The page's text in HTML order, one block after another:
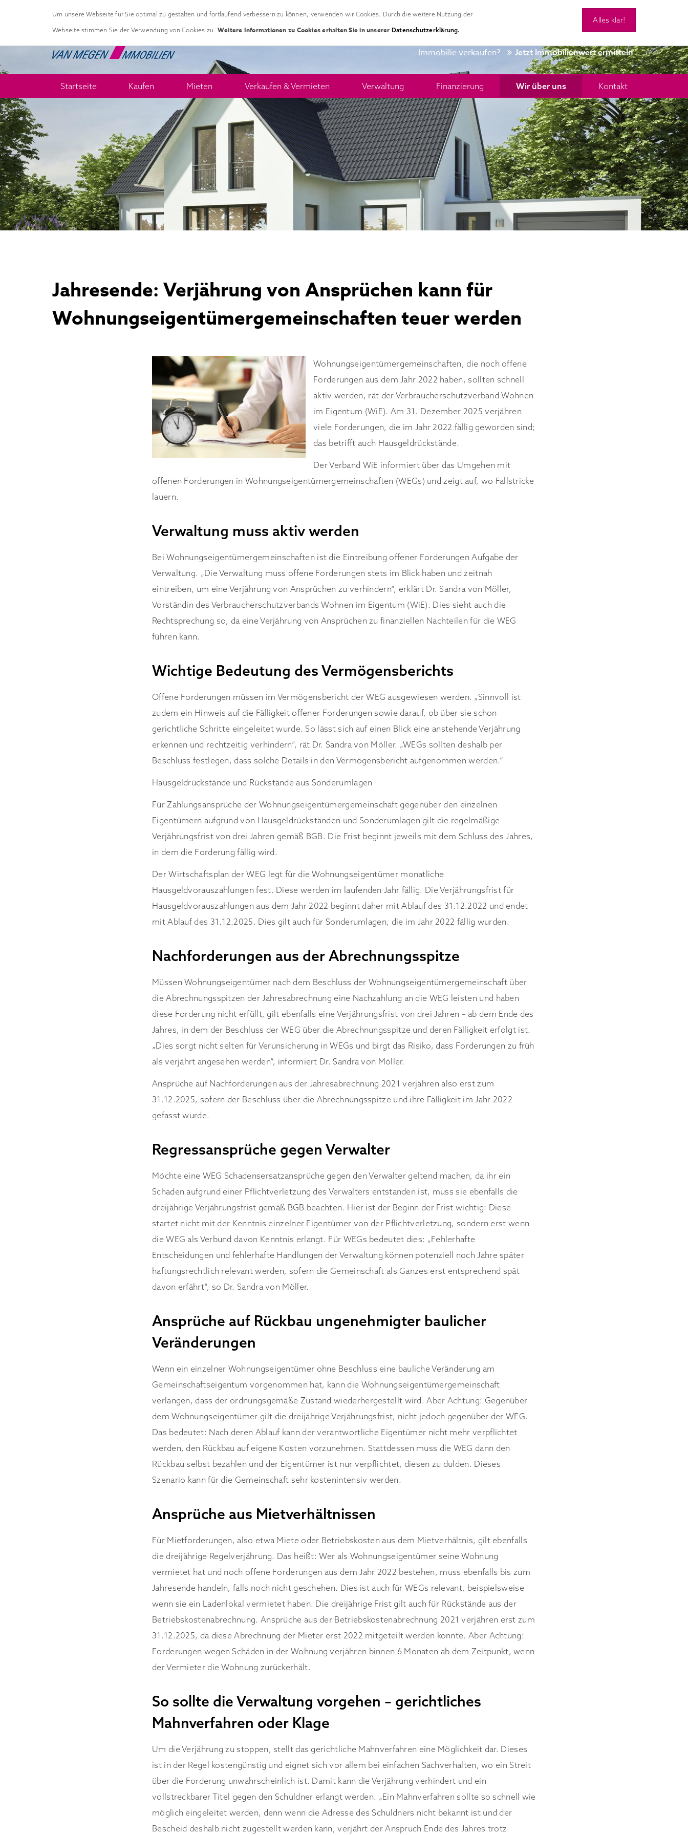
Kontakt
Immobilie verkaufen? Jetzt Immobilienwert ermitteln
Startseite Kaufen Mieten Verkaufen & Vermieten Verwaltung Finanzierung Wir über uns Kontakt
Jahresende: Verjährung von Ansprüchen kann für
Wohnungseigentümergemeinschaften teuer werden
Wohnungseigentümergemeinschaften, die noch offene
Forderungen aus dem Jahr 2022 haben, sollten schnell
aktiv werden, rät der Verbraucherschutzverband Wohnen
im Eigentum (WiE). Am 31. Dezember 2025 verjähren
viele Forderungen, die im Jahr 2022 fällig geworden sind;
das betrifft auch Hausgeldrückstände.
Der Verband WiE informiert über das Umgehen mit
offenen Forderungen in Wohnungseigentümergemeinschaften (WEGs) und zeigt auf, wo Fallstricke
lauern.
Verwaltung muss aktiv werden
Bei Wohnungseigentümergemeinschaften ist die Eintreibung offener Forderungen Aufgabe der
Verwaltung. „Die Verwaltung muss offene Forderungen stets im Blick haben und zeitnah
eintreiben, um eine Verjährung von Ansprüchen zu verhindern“, erklärt Dr. Sandra von Möller,
Vorständin des Verbraucherschutzverbands Wohnen im Eigentum (WiE). Dies sieht auch die
Rechtsprechung so, da eine Verjährung von Ansprüchen zu finanziellen Nachteilen für die WEG
führen kann.
Wichtige Bedeutung des Vermögensberichts
Offene Forderungen müssen im Vermögensbericht der WEG ausgewiesen werden. „Sinnvoll ist
zudem ein Hinweis auf die Fälligkeit offener Forderungen sowie darauf, ob über sie schon
gerichtliche Schritte eingeleitet wurde. So lässt sich auf einen Blick eine anstehende Verjährung
erkennen und rechtzeitig verhindern“, rät Dr. Sandra von Möller. „WEGs sollten deshalb per
Beschluss festlegen, dass solche Details in den Vermögensbericht aufgenommen werden.“
Hausgeldrückstände und Rückstände aus Sonderumlagen
Für Zahlungsansprüche der Wohnungseigentümergemeinschaft gegenüber den einzelnen
Eigentümern aufgrund von Hausgeldrückständen und Sonderumlagen gilt die regelmäßige
Verjährungsfrist von drei Jahren gemäß BGB. Die Frist beginnt jeweils mit dem Schluss des Jahres,
in dem die Forderung fällig wird.
Der Wirtschaftsplan der WEG legt für die Wohnungseigentümer monatliche
Hausgeldvorauszahlungen fest. Diese werden im laufenden Jahr fällig. Die Verjährungsfrist für
Hausgeldvorauszahlungen aus dem Jahr 2022 beginnt daher mit Ablauf des 31.12.2022 und endet
mit Ablauf des 31.12.2025. Dies gilt auch für Sonderumlagen, die im Jahr 2022 fällig wurden.
Nachforderungen aus der Abrechnungsspitze
Müssen Wohnungseigentümer nach dem Beschluss der Wohnungseigentümergemeinschaft über
die Abrechnungsspitzen der Jahresabrechnung eine Nachzahlung an die WEG leisten und haben
diese Forderung nicht erfüllt, gilt ebenfalls eine Verjährungsfrist von drei Jahren – ab dem Ende des
Jahres, in dem der Beschluss der WEG über die Abrechnungsspitze und deren Fälligkeit erfolgt ist.
„Dies sorgt nicht selten für Verunsicherung in WEGs und birgt das Risiko, dass Forderungen zu früh
als verjährt angesehen werden“, informiert Dr. Sandra von Möller.
Ansprüche auf Nachforderungen aus der Jahresabrechnung 2021 verjähren also erst zum
31.12.2025, sofern der Beschluss über die Abrechnungsspitze und ihre Fälligkeit im Jahr 2022
gefasst wurde.
Regressansprüche gegen Verwalter
Möchte eine WEG Schadensersatzansprüche gegen den Verwalter geltend machen, da ihr ein
Schaden aufgrund einer Pflichtverletzung des Verwalters entstanden ist, muss sie ebenfalls die
dreijährige Verjährungsfrist gemäß BGB beachten. Hier ist der Beginn der Frist wichtig: Diese
startet nicht mit der Kenntnis einzelner Eigentümer von der Pflichtverletzung, sondern erst wenn
die WEG als Verbund davon Kenntnis erlangt. Für WEGs bedeutet dies: „Fehlerhafte
Entscheidungen und fehlerhafte Handlungen der Verwaltung können potenziell noch Jahre später
haftungsrechtlich relevant werden, sofern die Gemeinschaft als Ganzes erst entsprechend spät
davon erfährt“, so Dr. Sandra von Möller.
Ansprüche auf Rückbau ungenehmigter baulicher
Veränderungen
Wenn ein einzelner Wohnungseigentümer ohne Beschluss eine bauliche Veränderung am
Gemeinschaftseigentum vorgenommen hat, kann die Wohnungseigentümergemeinschaft
verlangen, dass der ordnungsgemäße Zustand wiederhergestellt wird. Aber Achtung: Gegenüber
dem Wohnungseigentümer gilt die dreijährige Verjährungsfrist, nicht jedoch gegenüber der WEG.
Das bedeutet: Nach deren Ablauf kann der verantwortliche Eigentümer nicht mehr verpflichtet
werden, den Rückbau auf eigene Kosten vorzunehmen. Stattdessen muss die WEG dann den
Rückbau selbst bezahlen und der Eigentümer ist nur verpflichtet, diesen zu dulden. Dieses
Szenario kann für die Gemeinschaft sehr kostenintensiv werden.
Ansprüche aus Mietverhältnissen
Für Mietforderungen, also etwa Miete oder Betriebskosten aus dem Mietverhältnis, gilt ebenfalls
die dreijährige Regelverjährung. Das heißt: Wer als Wohnungseigentümer seine Wohnung
vermietet hat und noch offene Forderungen aus dem Jahr 2022 bestehen, muss ebenfalls bis zum
Jahresende handeln, falls noch nicht geschehen. Dies ist auch für WEGs relevant, beispielsweise
wenn sie ein Ladenlokal vermietet haben. Die dreijährige Frist gilt auch für Rückstände aus der
Betriebskostenabrechnung. Ansprüche aus der Betriebskostenabrechnung 2021 verjähren erst zum
31.12.2025, da diese Abrechnung der Mieter erst 2022 mitgeteilt werden konnte. Aber Achtung:
Forderungen wegen Schäden in der Wohnung verjähren binnen 6 Monaten ab dem Zeitpunkt, wenn
der Vermieter die Wohnung zurückerhält.
So sollte die Verwaltung vorgehen – gerichtliches
Mahnverfahren oder Klage
Um die Verjährung zu stoppen, stellt das gerichtliche Mahnverfahren eine Möglichkeit dar. Dieses
ist in der Regel kostengünstig und eignet sich vor allem bei einfachen Sachverhalten, wo ein Streit
über die Forderung unwahrscheinlich ist. Damit kann die Verjährung verhindert und ein
vollstreckbarer Titel gegen den Schuldner erlangt werden. „Ein Mahnverfahren sollte so schnell wie
möglich eingeleitet werden, denn wenn die Adresse des Schuldners nicht bekannt ist und der
Bescheid deshalb nicht zugestellt werden kann, verjährt der Anspruch Ende des Jahres trotz
Um unsere Webseite für Sie optimal zu gestalten und fortlaufend verbessern zu können, verwenden wir Cookies. Durch die weitere Nutzung der
Webseite stimmen Sie der Verwendung von Cookies zu. Weitere Informationen zu Cookies erhalten Sie in unserer Datenschutzerklärung.
Alles klar!